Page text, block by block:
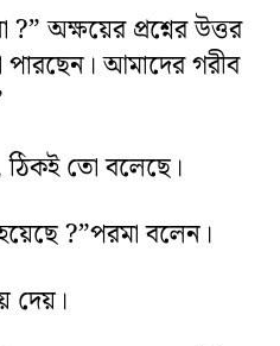
অক্ষয়ের প্রশ্নের উত্তর
আমাদের গরীব
তো বলেছে।
?”পরমা বলেন।
দেয়।